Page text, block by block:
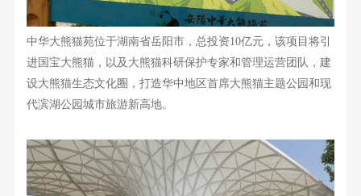
中华大熊猫苑位于湖南省岳阳市， 总投资10亿元，该项目将引
进国宝大熊猫，以及大熊猫科研保护专家和管理运营团队，建
设大熊猫生态文化圈，打造华中地区首席大熊猫主题公园和现
代滨湖公园城市旅游新高地。